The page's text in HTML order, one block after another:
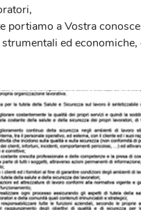
portiamo a Vostra
ed